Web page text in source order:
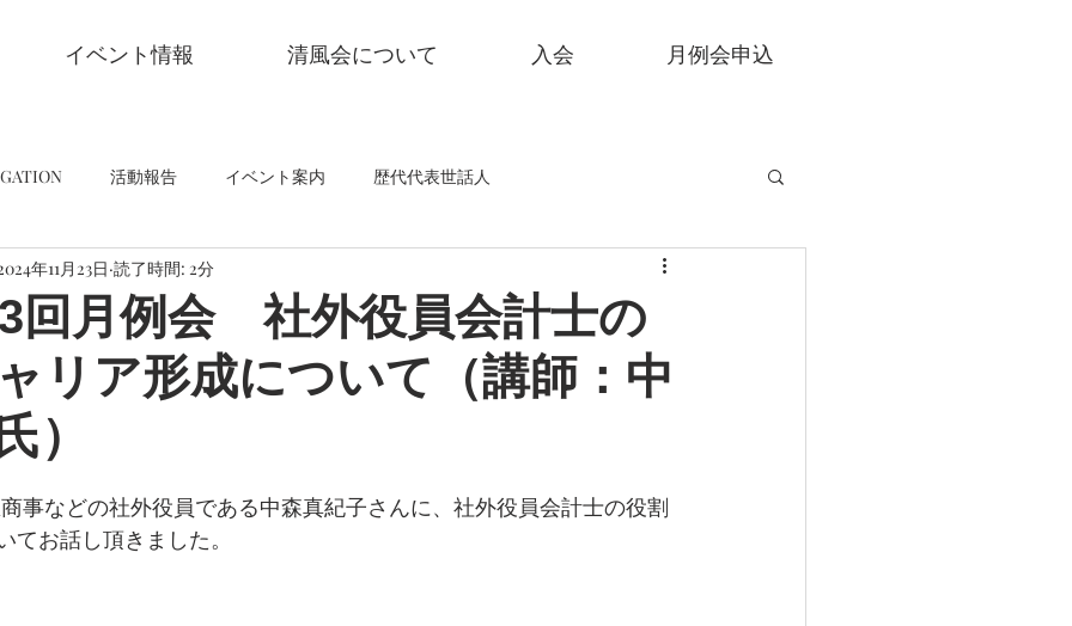
イベント情報 清風会について 入会 月例会申込
活動報告 イベント案内 歴代代表世話人
回月例会 社外役員会計士の
リア形成について（講師：中
）
年11月23日 読了時間: 2分
商事などの社外役員である中森真紀子さんに、社外役員会計士の役割
お話し頂きました。